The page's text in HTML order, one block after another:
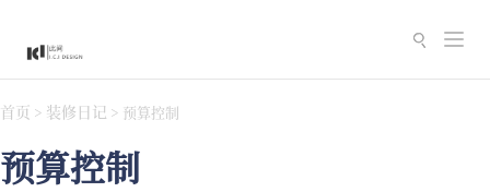
切
换
首页 > 装修日记 > 预算控制
预算控制